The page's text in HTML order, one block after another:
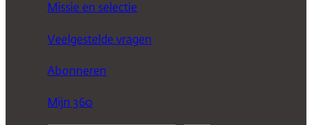
Missie en selectie
Veelgestelde vragen
Abonneren
Mijn 360